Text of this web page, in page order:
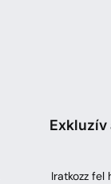
Exkluzív
Iratkozz fel